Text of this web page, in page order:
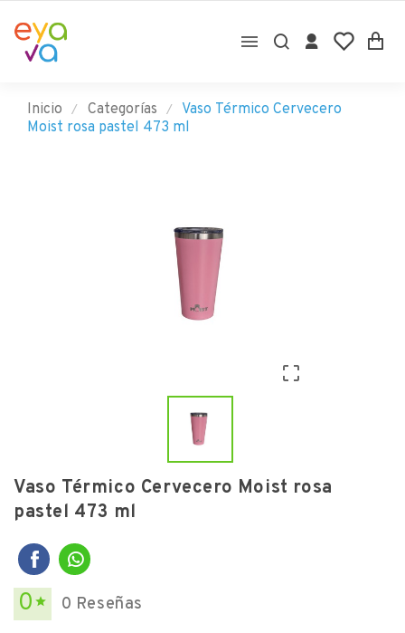

Inicio Categorías
Vaso Térmico Cervecero
Moist rosa pastel 473 ml

Vaso Térmico Cervecero Moist rosa
pastel 473 ml
0  0 Reseñas